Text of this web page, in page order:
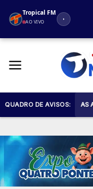
Tropical FM
AO VIVO
QUADRO DE AVISOS:
CONVIDA TODAS AS